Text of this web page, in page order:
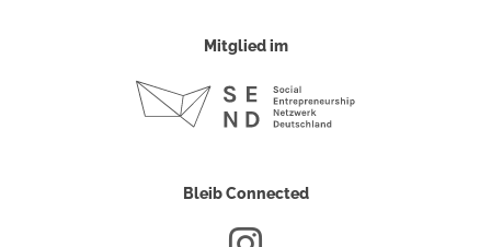
Mitglied im
Bleib Connected